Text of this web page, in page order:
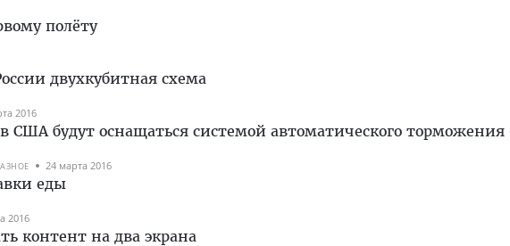
полёту
двухкубитная схема
2016
будут оснащаться системой автоматического торможения
24 марта 2016
еды
2016
контент на два экрана